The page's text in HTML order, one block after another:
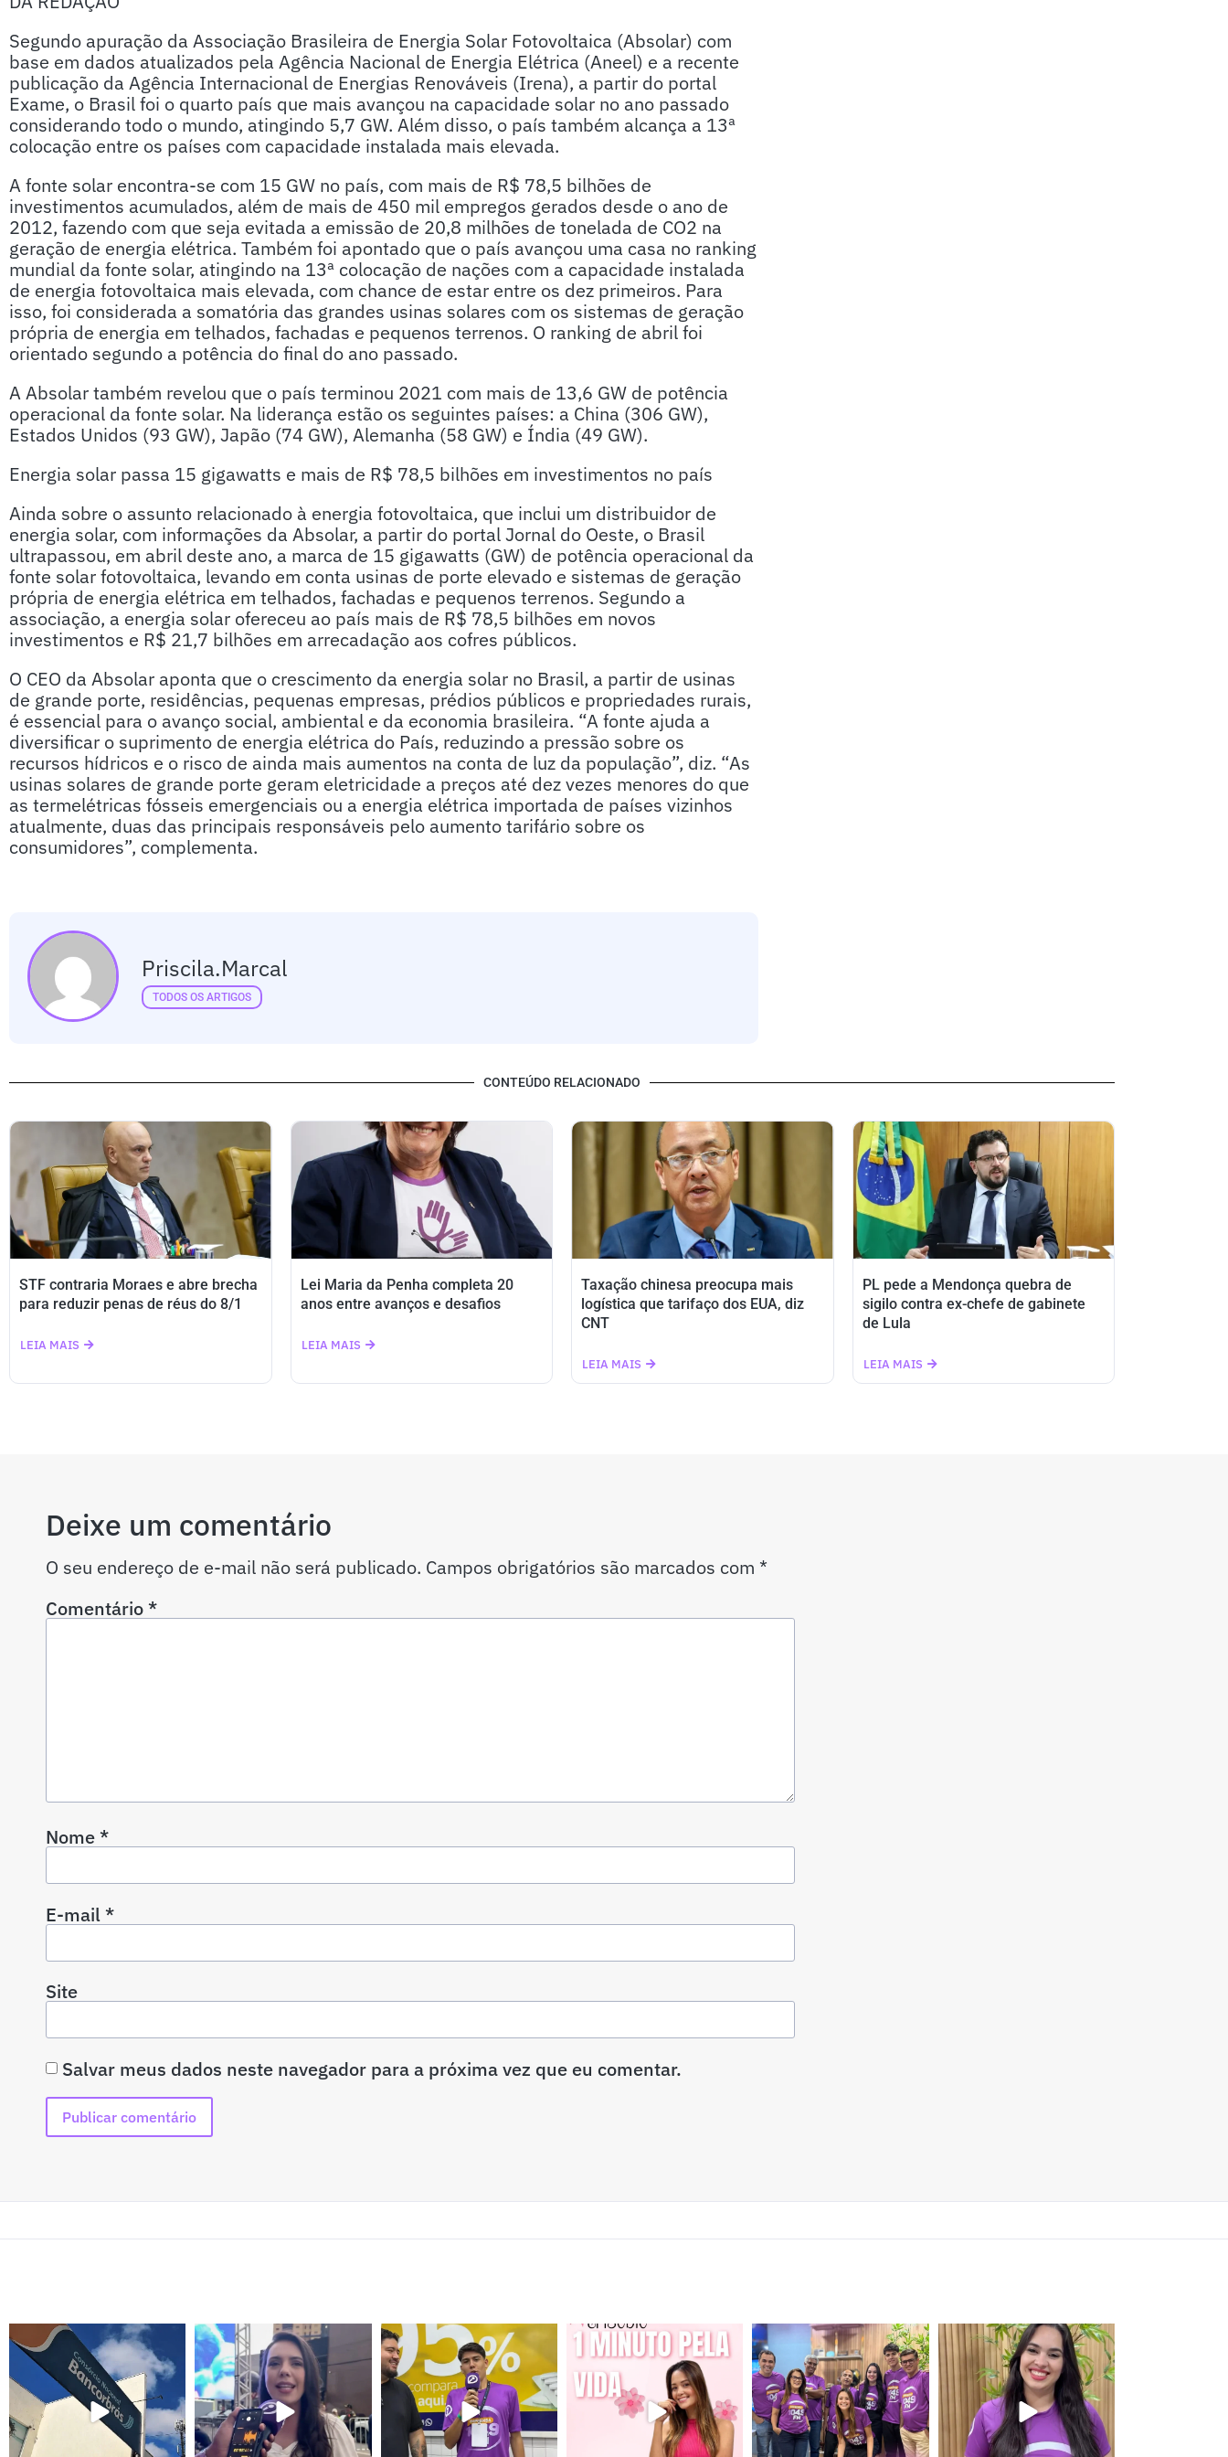
Segundo apuração da Associação Brasileira de Energia Solar Fotovoltaica (Absolar) com
base em dados atualizados pela Agência Nacional de Energia Elétrica (Aneel) e a recente
publicação da Agência Internacional de Energias Renováveis (Irena), a partir do portal
Exame, o Brasil foi o quarto país que mais avançou na capacidade solar no ano passado
considerando todo o mundo, atingindo 5,7 GW. Além disso, o país também alcança a 13ª
colocação entre os países com capacidade instalada mais elevada.
A fonte solar encontra-se com 15 GW no país, com mais de R$ 78,5 bilhões de
investimentos acumulados, além de mais de 450 mil empregos gerados desde o ano de
2012, fazendo com que seja evitada a emissão de 20,8 milhões de tonelada de CO2 na
geração de energia elétrica. Também foi apontado que o país avançou uma casa no ranking
mundial da fonte solar, atingindo na 13ª colocação de nações com a capacidade instalada
de energia fotovoltaica mais elevada, com chance de estar entre os dez primeiros. Para
isso, foi considerada a somatória das grandes usinas solares com os sistemas de geração
própria de energia em telhados, fachadas e pequenos terrenos. O ranking de abril foi
orientado segundo a potência do final do ano passado.
A Absolar também revelou que o país terminou 2021 com mais de 13,6 GW de potência
operacional da fonte solar. Na liderança estão os seguintes países: a China (306 GW),
Estados Unidos (93 GW), Japão (74 GW), Alemanha (58 GW) e Índia (49 GW).
Energia solar passa 15 gigawatts e mais de R$ 78,5 bilhões em investimentos no país
Ainda sobre o assunto relacionado à energia fotovoltaica, que inclui um distribuidor de
energia solar, com informações da Absolar, a partir do portal Jornal do Oeste, o Brasil
ultrapassou, em abril deste ano, a marca de 15 gigawatts (GW) de potência operacional da
fonte solar fotovoltaica, levando em conta usinas de porte elevado e sistemas de geração
própria de energia elétrica em telhados, fachadas e pequenos terrenos. Segundo a
associação, a energia solar ofereceu ao país mais de R$ 78,5 bilhões em novos
investimentos e R$ 21,7 bilhões em arrecadação aos cofres públicos.
O CEO da Absolar aponta que o crescimento da energia solar no Brasil, a partir de usinas
de grande porte, residências, pequenas empresas, prédios públicos e propriedades rurais,
é essencial para o avanço social, ambiental e da economia brasileira. “A fonte ajuda a
diversificar o suprimento de energia elétrica do País, reduzindo a pressão sobre os
recursos hídricos e o risco de ainda mais aumentos na conta de luz da população”, diz. “As
usinas solares de grande porte geram eletricidade a preços até dez vezes menores do que
as termelétricas fósseis emergenciais ou a energia elétrica importada de países vizinhos
atualmente, duas das principais responsáveis pelo aumento tarifário sobre os
consumidores”, complementa.
Priscila.marcal
TODOS OS ARTIGOS
CONTEÚDO RELACIONADO
STF contraria Moraes e abre brecha
para reduzir penas de réus do 8/1
LEIA MAIS
Lei Maria da Penha completa 20
anos entre avanços e desafios
LEIA MAIS
Taxação chinesa preocupa mais
logística que tarifaço dos EUA, diz
CNT
LEIA MAIS
PL pede a Mendonça quebra de
sigilo contra ex-chefe de gabinete
de Lula
LEIA MAIS
Deixe um comentário
O seu endereço de e-mail não será publicado. Campos obrigatórios são marcados com *
Comentário*
Nome*
E-mail*
Site
Salvar meus dados neste navegador para a próxima vez que eu comentar.